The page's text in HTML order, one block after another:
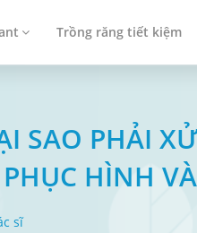
Trồng răng tiết kiệm
SAO PHẢI
HÌNH
sĩ